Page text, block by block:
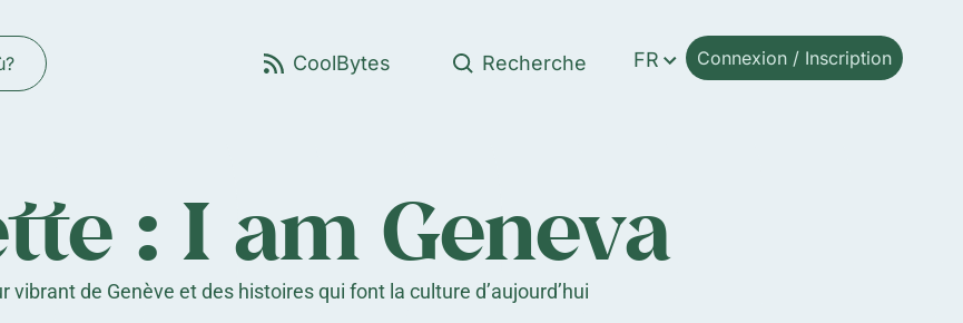
FR Connexion / Inscription
: I am Geneva
de Genève et des histoires qui font la culture d’aujourd’hui